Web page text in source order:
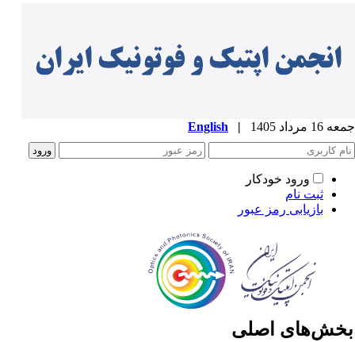
مرداد 1405 |
English
ورود خودکار
ثبت نام
بازیابی رمز عبور
اصلی